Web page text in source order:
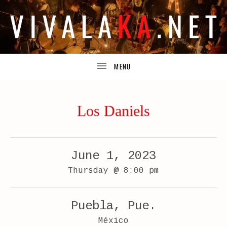
V
L
A
TODA
LA
Los Daniels
June 1, 2023
Thursday @ 8:00 pm
Puebla, Pue.
México